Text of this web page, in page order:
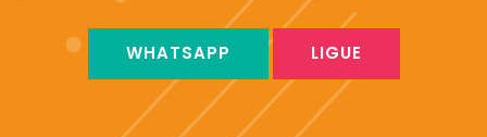
WHATSAPP LIGUE